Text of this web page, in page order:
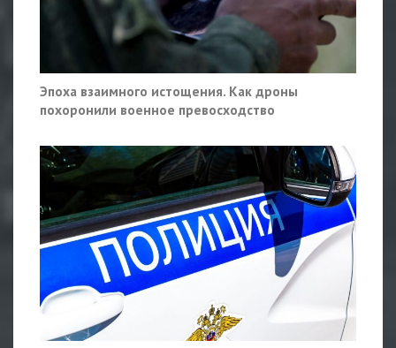
Эпоха взаимного истощения. Как дроны
похоронили военное превосходство